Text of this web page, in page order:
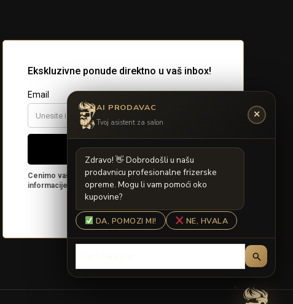
AI PRODAVAC
Tvoj asistent za salon
✕
Zdravo! Dobrodošli u našu
prodavnicu profesionalne frizerske
opreme. Mogu li vam pomoći oko
kupovine?
DA, POMOZI MI! NE, HVALA